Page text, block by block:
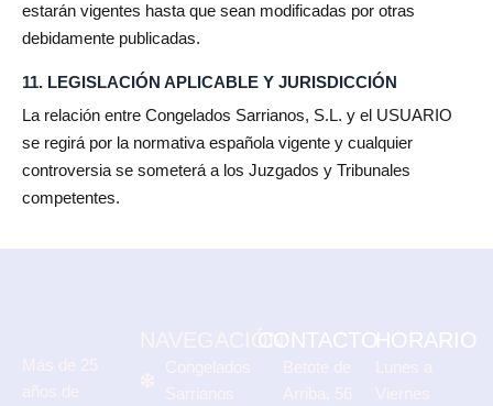
estarán vigentes hasta que sean modificadas por otras
debidamente publicadas.
11. LEGISLACIÓN APLICABLE Y JURISDICCIÓN
La relación entre Congelados Sarrianos, S.L. y el USUARIO
se regirá por la normativa española vigente y cualquier
controversia se someterá a los Juzgados y Tribunales
competentes.
Más de 25
años de
NAVEGACIÓN
Congelados
Sarrianos
CONTACTO
Betote de
Arriba, 56
HORARIO
Lunes a
Viernes